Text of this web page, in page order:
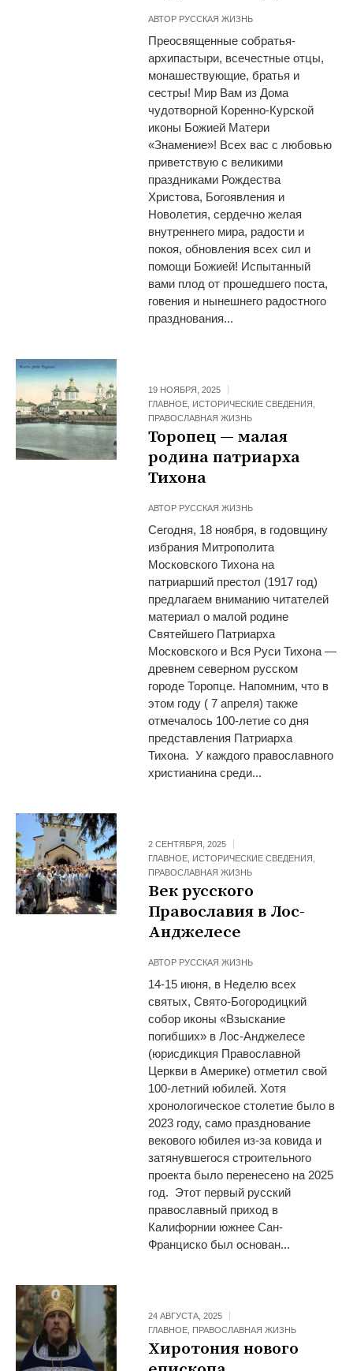
АВТОР РУССКАЯ ЖИЗНЬ
Преосвященные собратья-
архипастыри, всечестные отцы,
монашествующие, братья и
сестры! Мир Вам из Дома
чудотворной Коренно-Курской
иконы Божией Матери
«Знамение»! Всех вас с любовью
приветствую с великими
праздниками Рождества
Христова, Богоявления и
Новолетия, сердечно желая
внутреннего мира, радости и
покоя, обновления всех сил и
помощи Божией! Испытанный
вами плод от прошедшего поста,
говения и нынешнего радостного
празднования...
19 НОЯБРЯ, 2025
ГЛАВНОЕ ИСТОРИЧЕСКИЕ СВЕДЕНИЯ
ПРАВОСЛАВНАЯ ЖИЗНЬ
Торопец — малая
родина патриарха
Тихона
АВТОР РУССКАЯ ЖИЗНЬ
Сегодня, 18 ноября, в годовщину
избрания Митрополита
Московского Тихона на
патриарший престол (1917 год)
предлагаем вниманию читателей
материал о малой родине
Святейшего Патриарха
Московского и Вся Руси Тихона —
древнем северном русском
городе Торопце. Напомним, что в
этом году ( 7 апреля) также
отмечалось 100-летие со дня
представления Патриарха
Тихона. У каждого православного
христианина среди...
2 СЕНТЯБРЯ, 2025
ГЛАВНОЕ ИСТОРИЧЕСКИЕ СВЕДЕНИЯ
ПРАВОСЛАВНАЯ ЖИЗНЬ
Век русского
Православия в Лос-
Анджелесе
АВТОР РУССКАЯ ЖИЗНЬ
14-15 июня, в Неделю всех
святых, Свято-Богородицкий
собор иконы «Взыскание
погибших» в Лос-Анджелесе
(юрисдикция Православной
Церкви в Америке) отметил свой
100-летний юбилей. Хотя
хронологическое столетие было в
2023 году, само празднование
векового юбилея из-за ковида и
затянувшегося строительного
проекта было перенесено на 2025
год. Этот первый русский
православный приход в
Калифорнии южнее Сан-
Франциско был основан...
24 АВГУСТА, 2025
ГЛАВНОЕ ПРАВОСЛАВНАЯ ЖИЗНЬ
Хиротония нового